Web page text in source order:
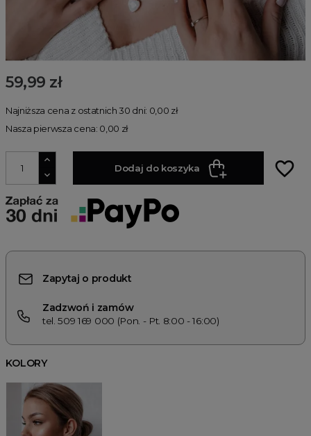
59,99 zł
Najniższa cena z ostatnich 30 dni: 0,00 zł
Nasza pierwsza cena: 0,00 zł
Dodaj do koszyka favorite_border
Zapytaj o produkt
Zadzwoń i zamów
tel. 509 169 000 (Pon. - Pt. 8:00 - 16:00)
KOLORY